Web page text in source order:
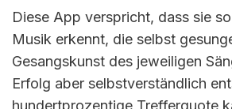
Diese App verspricht, dass sie
Musik erkennt, die selbst
Gesangskunst des jeweiligen
Erfolg aber selbstverständlich
hundertprozentige Trefferquote